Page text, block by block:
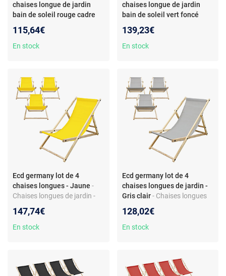
chaises longue de jardin
bain de soleil rouge cadre
115,64€
En stock
chaises longue de jardin
bain de soleil vert foncé
139,23€
En stock
Ecd germany lot de 4
chaises longues - Jaune -
Chaises longues de jardin -
- pliables - dossier inclinable
147,74€
En stock
Ecd germany lot de 4
chaises longues de jardin -
Gris clair - Chaises longues
inclinable - pliables - bois de
pin
128,02€
En stock